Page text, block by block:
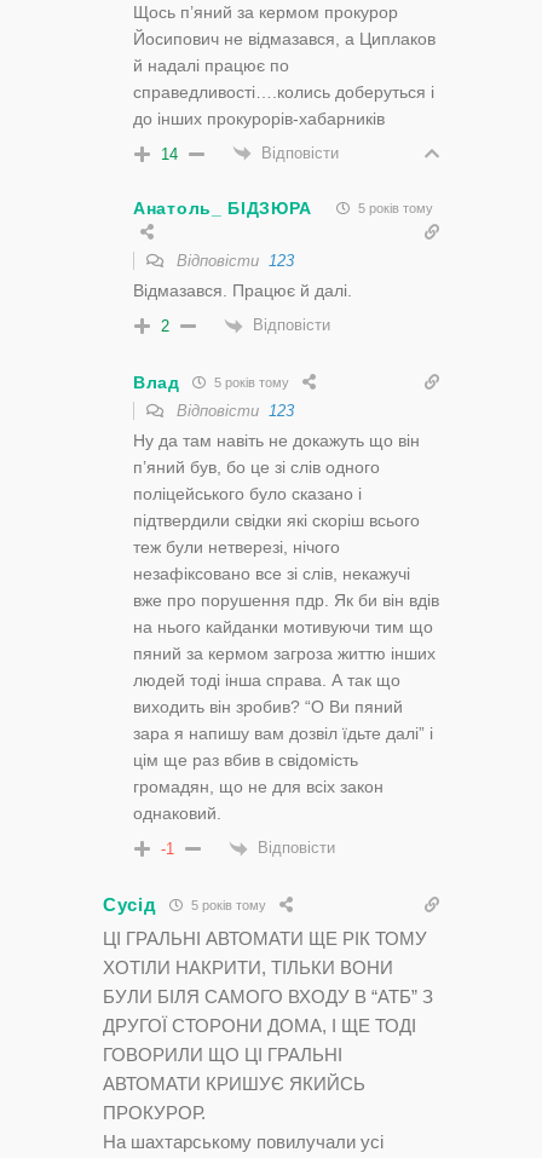
Щось п’яний за кермом прокурор
Йосипович не відмазався, а Циплаков
й надалі працює по
справедливості….колись доберуться і
до інших прокурорів-хабарників
14 Відповісти
Анатоль_ БІДЗЮРА 5 років тому
Відповісти 123
Відмазався. Працює й далі.
2 Відповісти
Влад 5 років тому
Відповісти 123
Ну да там навіть не докажуть що він
п’яний був, бо це зі слів одного
поліцейського було сказано і
підтвердили свідки які скоріш всього
теж були нетверезі, нічого
незафіксовано все зі слів, некажучі
вже про порушення пдр. Як би він вдів
на нього кайданки мотивуючи тим що
пяний за кермом загроза життю інших
людей тоді інша справа. А так що
виходить він зробив? “О Ви пяний
зара я напишу вам дозвіл їдьте далі” і
цім ще раз вбив в свідомість
громадян, що не для всіх закон
однаковий.
-1 Відповісти
Сусід 5 років тому
ЦІ ГРАЛЬНІ АВТОМАТИ ЩЕ РІК ТОМУ
ХОТІЛИ НАКРИТИ, ТІЛЬКИ ВОНИ
БУЛИ БІЛЯ САМОГО ВХОДУ В “АТБ” З
ДРУГОЇ СТОРОНИ ДОМА, І ЩЕ ТОДІ
ГОВОРИЛИ ЩО ЦІ ГРАЛЬНІ
АВТОМАТИ КРИШУЄ ЯКИЙСЬ
ПРОКУРОР.
На шахтарському повилучали усі